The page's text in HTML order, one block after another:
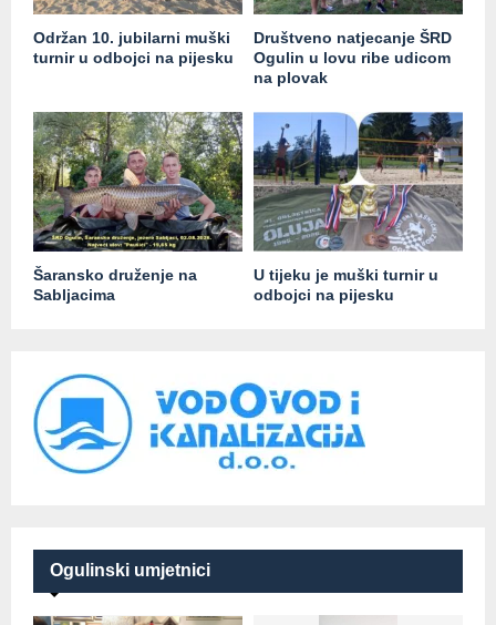
Održan 10. jubilarni muški
turnir u odbojci na pijesku
Društveno natjecanje ŠRD
Ogulin u lovu ribe udicom
na plovak
Šaransko druženje na
Sabljacima
U tijeku je muški turnir u
odbojci na pijesku
Ogulinski umjetnici